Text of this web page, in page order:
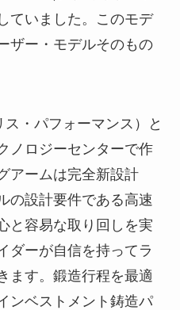
ていました。このモデ
ザー・モデルそのもの
・パフォーマンス）と
ノロジーセンターで作
アームは完全新設計
の設計要件である高速
と容易な取り回しを実
ダーが自信を持ってラ
ます。鍛造行程を最適
ンベストメント鋳造パ